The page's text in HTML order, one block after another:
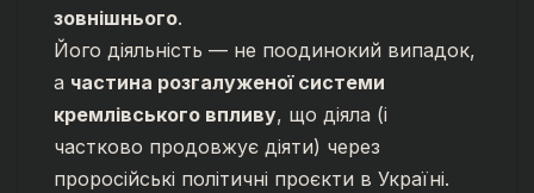
зовнішнього.
Його діяльність — не поодинокий випадок,
а частина розгалуженої системи
кремлівського впливу, що діяла (і
частково продовжує діяти) через
проросійські політичні проєкти в Україні.